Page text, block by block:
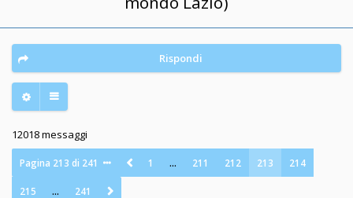
Rispondi
12018 messaggi
Pagina 213 di 241 1 … 211 212 213 214
215 … 241